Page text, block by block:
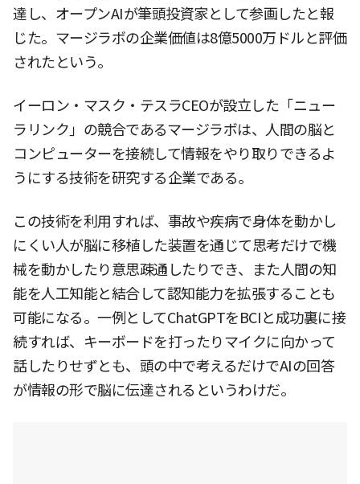
達し、オープンAIが筆頭投資家として参画したと報
じた。マージラボの企業価値は8億5000万ドルと評価
されたという。
イーロン・マスク・テスラCEOが設立した「ニュー
ラリンク」の競合であるマージラボは、人間の脳と
コンピューターを接続して情報をやり取りできるよ
うにする技術を研究する企業である。
この技術を利用すれば、事故や疾病で身体を動かし
にくい人が脳に移植した装置を通じて思考だけで機
械を動かしたり意思疎通したりでき、また人間の知
能を人工知能と結合して認知能力を拡張することも
可能になる。一例としてChatGPTをBCIと成功裏に接
続すれば、キーボードを打ったりマイクに向かって
話したりせずとも、頭の中で考えるだけでAIの回答
が情報の形で脳に伝達されるというわけだ。